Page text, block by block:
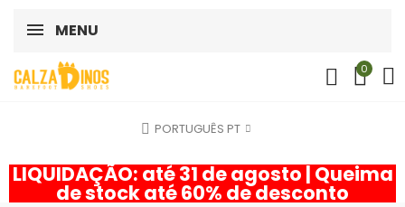
MENU
0
PORTUGUÊS PT
LIQUIDAÇÃO: até 31 de agosto | Queima
de stock até 60% de desconto